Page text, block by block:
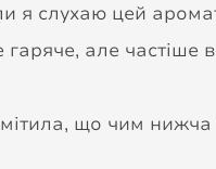
я слухаю цей
але
що чим